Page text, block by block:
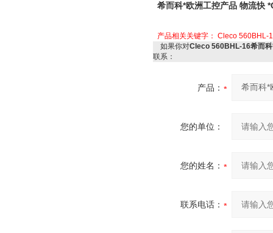
希而科*欧洲工控产品 物流快
产品相关关键字： Cleco 560BHL-
如果你对Cleco 560BHL-16希而
联系：
产品：
您的单位：
您的姓名：
联系电话：